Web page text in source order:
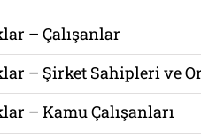
– Çalışanlar
– Şirket Sahipleri ve
– Kamu Çalışanları